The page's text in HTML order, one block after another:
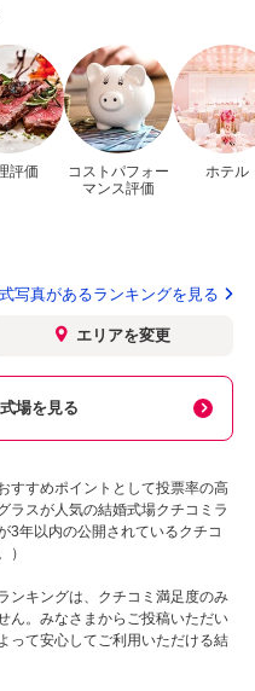
評価
コストパフォー
マンス評価
ホテル
写真があるランキングを見る
エリアを変更
場を見る
すすめポイントとして投票率の高
ラスが人気の結婚式場クチコミラ
3年以内の公開されているクチコ
）
ンキングは、クチコミ満足度のみ
ん。みなさまからご投稿いただい
って安心してご利用いただける結